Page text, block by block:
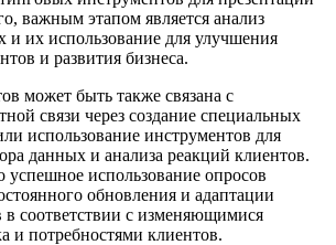
важным этапом является анализ
их использование для улучшения
и развития бизнеса.
может быть также связана с
связи через создание специальных
использование инструментов для
данных и анализа реакций клиентов.
использование опросов
обновления и адаптации
в соответствии с изменяющимися
и потребностями клиентов.